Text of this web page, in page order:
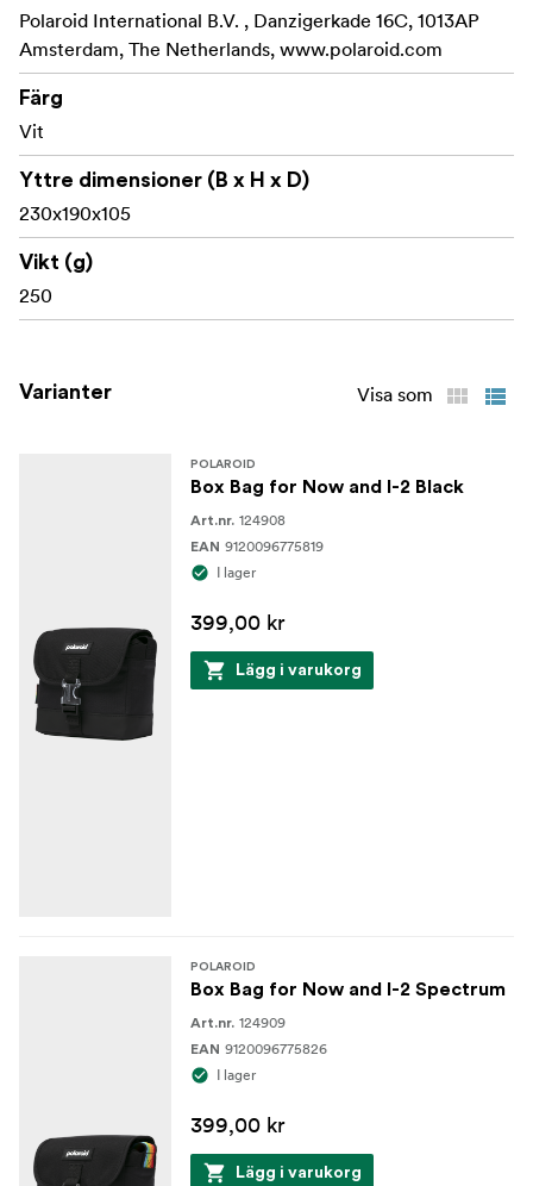
Justerbar axelrem
Lämplig för alla Polaroid i-Type och 600 kameror
Vit färg
Polaroid International B.V. , Danzigerkade 16C, 1013AP
Amsterdam, The Netherlands, www.polaroid.com
Färg
Vit
Yttre dimensioner (B x H x D)
230x190x105
Vikt (g)
250
Varianter Visa som
POLAROID
Box Bag for Now and I-2 Black
Art.nr. 124908
EAN 9120096775819
I lager
399,00 kr
Lägg i varukorg
POLAROID
Box Bag for Now and I-2 Spectrum
Art.nr. 124909
EAN 9120096775826
I lager
399,00 kr
Lägg i varukorg